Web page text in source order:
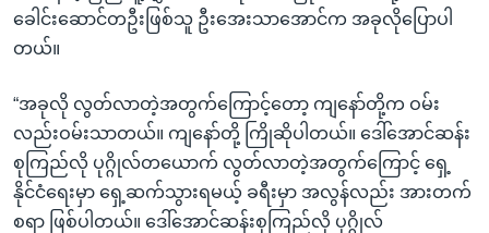
ခေါင်းဆောင်တဦးဖြစ်သူ ဦးအေးသာအောင်က အခုလိုပြောပါ
တယ်။
“အခုလို လွတ်လာတဲ့အတွက်ကြောင့်တော့ ကျနော်တို့က ဝမ်း
လည်းဝမ်းသာတယ်။ ကျနော်တို့ ကြိုဆိုပါတယ်။ ဒေါ်အောင်ဆန်း
စုကြည်လို ပုဂ္ဂိုလ်တယောက် လွတ်လာတဲ့အတွက်ကြောင့် ရှေ့
နိုင်ငံရေးမှာ ရှေ့ဆက်သွားရမယ့် ခရီးမှာ အလွန်လည်း အားတက်
စရာ ဖြစ်ပါတယ်။ ဒေါ်အောင်ဆန်းစုကြည်လို ပုဂ္ဂိုလ်